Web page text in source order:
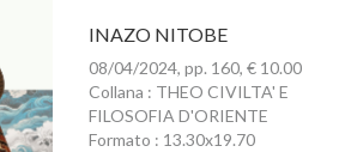
INAZO NITOBE
08/04/2024, pp. 160, € 10.00
Collana : THEO CIVILTA' E
FILOSOFIA D'ORIENTE
Formato : 13.30x19.70